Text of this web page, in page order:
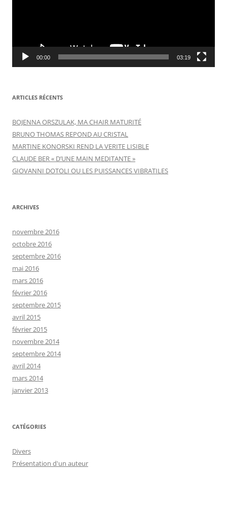
00:00 03:19
ARTICLES RÉCENTS
BOJENNA ORSZULAK, MA CHAIR MATURITÉ
BRUNO THOMAS REPOND AU CRISTAL
MARTINE KONORSKI REND LA VERITE LISIBLE
CLAUDE BER « D’UNE MAIN MEDITANTE »
GIOVANNI DOTOLI OU LES PUISSANCES VIBRATILES
ARCHIVES
novembre 2016
octobre 2016
septembre 2016
mai 2016
mars 2016
février 2016
septembre 2015
avril 2015
février 2015
novembre 2014
septembre 2014
avril 2014
mars 2014
janvier 2013
CATÉGORIES
Divers
Présentation d'un auteur